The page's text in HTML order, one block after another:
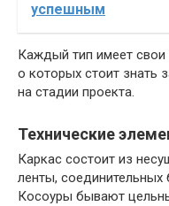
успешным
Каждый тип имеет
о которых стоит знать
на стадии проекта.
Технические
Каркас состоит из
ленты, соединительных
Косоуры бывают